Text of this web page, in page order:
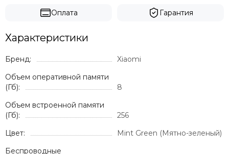
Оплата Гарантия
Характеристики
Бренд:
Xiaomi
Объем оперативной памяти
(Гб):
8
Объем встроенной памяти
(Гб):
256
Цвет:
Mint Green (Мятно-зеленый)
Беспроводные